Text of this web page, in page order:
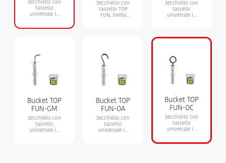
Secchiello con
tassello
universale in
Secchiello con
tassello TOP
FUN, livella
Secchiello con
tassello
universale in
Bucket TOP
FUN-GM
Secchiello con
tassello
universale in
Bucket TOP
FUN-OA
Secchiello con
tassello
universale in
Bucket TOP
FUN-OC
Secchiello con
tassello
universale in
pitoneria -